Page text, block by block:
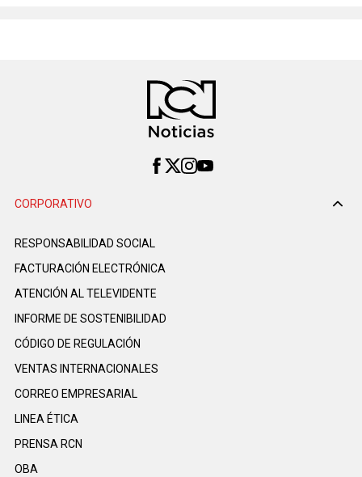
CORPORATIVO
RESPONSABILIDAD SOCIAL
FACTURACIÓN ELECTRÓNICA
ATENCIÓN AL TELEVIDENTE
INFORME DE SOSTENIBILIDAD
CÓDIGO DE REGULACIÓN
VENTAS INTERNACIONALES
CORREO EMPRESARIAL
LINEA ÉTICA
PRENSA RCN
OBA